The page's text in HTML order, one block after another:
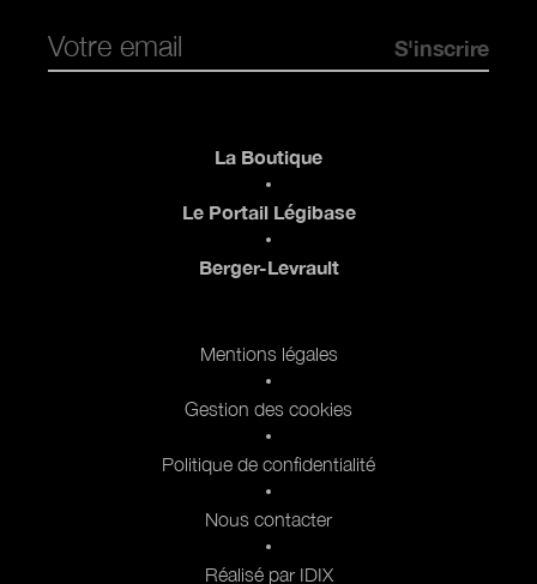
La Boutique
Le Portail Légibase
Berger-Levrault
Mentions légales
Gestion des cookies
Politique de confidentialité
Nous contacter
Réalisé par IDIX